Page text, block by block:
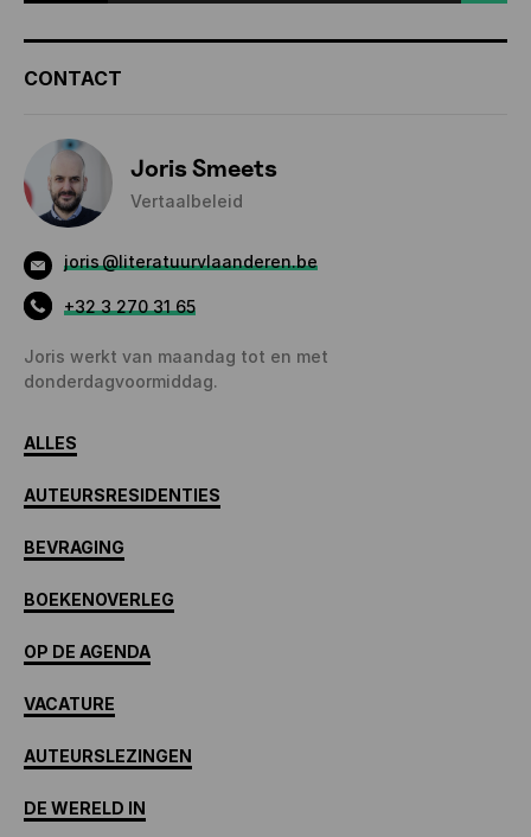
ALLES
AUTEURSRESIDENTIES
BEVRAGING
BOEKENOVERLEG
OP DE AGENDA
VACATURE
AUTEURSLEZINGEN
DE WERELD IN
CONTACT
Joris Smeets
Vertaalbeleid
joris@literatuurvlaanderen.be
+32 3 270 31 65
Joris werkt van maandag tot en met
donderdagvoormiddag.